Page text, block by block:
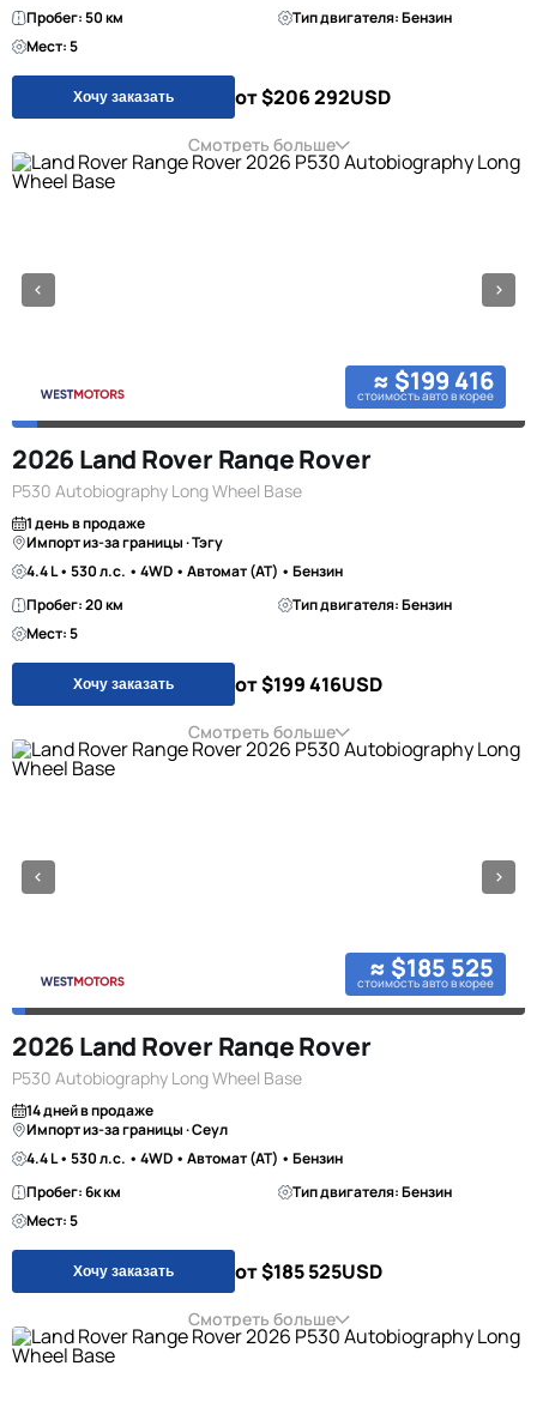
Пробег: 50 км
Тип двигателя: Бензин
Мест: 5
Хочу заказать от $206 292USD
Смотреть больше
≈ $199 416
стоимость авто в корее
2026 Land Rover Range Rover
P530 Autobiography Long Wheel Base
1 день в продаже
Импорт из-за границы · Тэгу
4.4 L • 530 л.с. • 4WD • Автомат (AT) • Бензин
Пробег: 20 км
Тип двигателя: Бензин
Мест: 5
Хочу заказать от $199 416USD
Смотреть больше
≈ $185 525
стоимость авто в корее
2026 Land Rover Range Rover
P530 Autobiography Long Wheel Base
14 дней в продаже
Импорт из-за границы · Сеул
4.4 L • 530 л.с. • 4WD • Автомат (AT) • Бензин
Пробег: 6к км
Тип двигателя: Бензин
Мест: 5
Хочу заказать от $185 525USD
Смотреть больше